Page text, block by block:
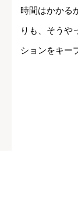
時間はかかる
りも、そうや
ションをキー